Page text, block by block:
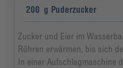
200 g Puderzucker
Zucker und Eier im
Rühren erwärmen, bis sich
In einer Aufschlagmaschine